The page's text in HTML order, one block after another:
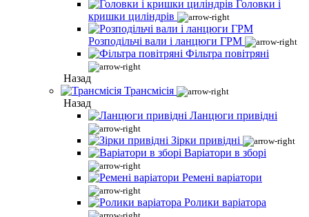
Головки і
кришки циліндрів
Розподільчі вали і ланцюги ГРМ
Фільтра повітряні
Назад
Трансмісія
Назад
Ланцюги привідні
Зірки привідні
Варіатори в зборі
Ремені варіатори
Ролики варіатора